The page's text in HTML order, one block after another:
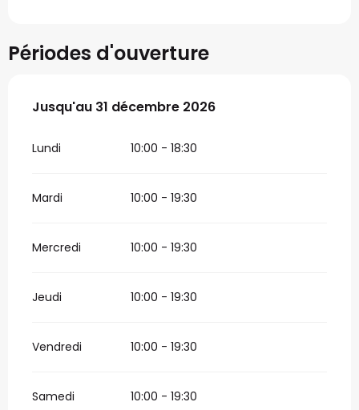
Périodes d'ouverture
Du1 avril 2026au31 décembre 2026
Jusqu'au 31 décembre 2026
Lundi 10:00 - 18:30
Mardi 10:00 - 19:30
Mercredi 10:00 - 19:30
Jeudi 10:00 - 19:30
Vendredi 10:00 - 19:30
Samedi 10:00 - 19:30